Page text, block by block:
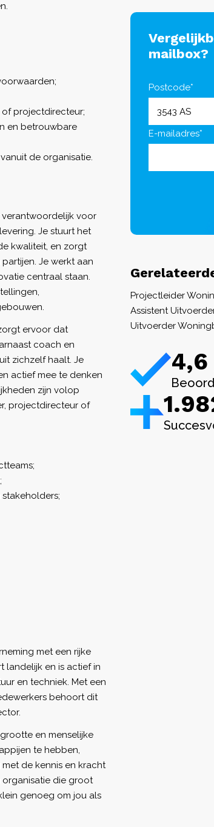
projectdirecteur;
en betrouwbare
de organisatie.
voor
Je stuurt het
kwaliteit, en zorgt
Je werkt aan
centraal staan.
ervoor dat
coach en
zichzelf haalt. Je
actief mee te denken
zijn volop
projectdirecteur of
met een rijke
landelijk en is actief in
en techniek. Met een
behoort dit
en menselijke
te hebben,
de kennis en kracht
organisatie die groot
genoeg om jou als
mailbox?
Postcode*
E-mailadres*
Projectleider
Assistent
Uitvoerder
4,6